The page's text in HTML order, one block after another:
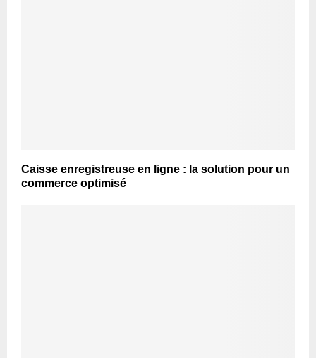
Caisse enregistreuse en ligne : la solution pour un
commerce optimisé